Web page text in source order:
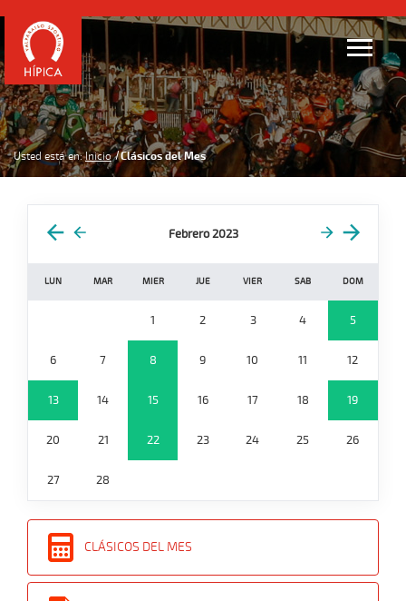
Usted está en: Inicio Clásicos del Mes
Febrero 2023
LUN MAR MIER JUE VIER SAB DOM
1 2 3 4 5
6 7 8 9 10 11 12
13 14 15 16 17 18 19
20 21 22 23 24 25 26
27 28
CLÁSICOS DEL MES